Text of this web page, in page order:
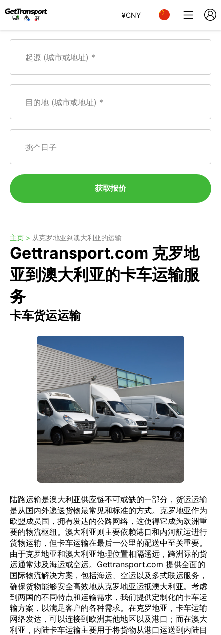
¥CNY
起源 (城市或地址)
目的地 (城市或地址)
挑个日子
获取报价
主页 > 从克罗地亚到澳大利亚的运输
Gettransport.com 克罗地
亚到澳大利亚的卡车运输服
务
卡车货运运输
陆路运输是澳大利亚供应链不可或缺的一部分，货运运输
是从国内外递送货物最常见和标准的方式。克罗地亚作为
欧盟成员国，拥有发达的公路网络，这使得它成为欧洲重
要的物流枢纽。澳大利亚则主要依赖港口和内河航运进行
货物运输，但卡车运输在最后一公里的配送中至关重要。
由于克罗地亚和澳大利亚地理位置相隔遥远，跨洲际的货
运通常涉及海运或空运。Gettransport.com 提供全面的
国际物流解决方案，包括海运、空运以及多式联运服务，
确保货物能够安全高效地从克罗地亚运抵澳大利亚。考虑
到两国的不同特点和运输需求，我们提供定制化的卡车运
输方案，以满足客户的各种需求。在克罗地亚，卡车运输
网络发达，可以连接到欧洲其他地区以及港口；而在澳大
利亚，内陆卡车运输主要用于将货物从港口运送到内陆目